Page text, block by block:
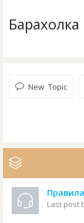
Барахолка
New Topic
Last post